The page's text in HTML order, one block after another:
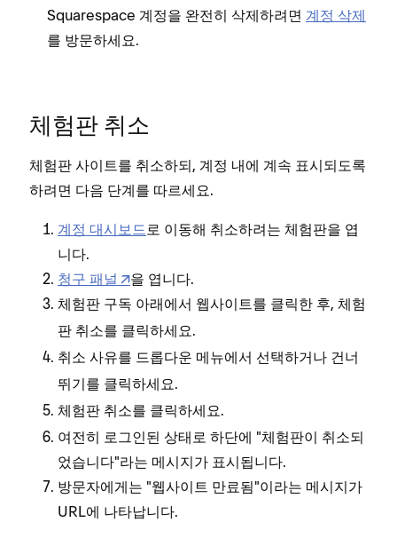
Squarespace 계정을 완전히 삭제하려면 계정 삭제
를 방문하세요.
체험판 취소
체험판 사이트를 취소하되, 계정 내에 계속 표시되도록
하려면 다음 단계를 따르세요.
계정 대시보드 로 이동해 취소하려는 체험판을 엽
니다.
청구 패널
을 엽니다.
체험판 구독 아래에서 웹사이트를 클릭한 후, 체험
판 취소를 클릭하세요.
취소 사유를 드롭다운 메뉴에서 선택하거나 건너
뛰기 를 클릭하세요.
체험판 취소를 클릭하세요.
여전히 로그인된 상태로 하단에 "체험판이 취소되
었습니다"라는 메시지가 표시됩니다.
방문자에게는 "웹사이트 만료됨"이라는 메시지가
URL에 나타납니다.